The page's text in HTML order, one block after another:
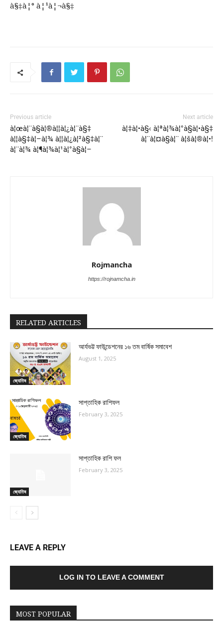
à§‡à¦° à¦¹à¦¬à§‡
Previous article
à¦œà¦¨à§à¦®à¦¦à¦¿à¦¨à§‡
à¦¦à§‡à¦–à¦¾ à¦¦à¦¿à¦²à§‡à¦¨
à¦¨à¦¾ à¦¶à¦¾à¦¹à¦°à§à¦–
Next article
à¦‡à¦•à§‹ à¦ªà¦¾à¦°à§à¦•à§‡
à¦¨à¦¤à§à¦¨ à¦šà¦®à¦•!
Rojmancha
https://rojnamcha.in
RELATED ARTICLES
জ্যোতিষ
আর্যভট্ট ফাউন্ডেশনের ১৬ তম বার্ষিক সমাবেশ
August 1, 2025
জ্যোতিষ
সাপ্তাহিক রাশিফল
February 3, 2025
জ্যোতিষ
সাপ্তাহিক রাশি ফল
February 3, 2025
LEAVE A REPLY
LOG IN TO LEAVE A COMMENT
MOST POPULAR